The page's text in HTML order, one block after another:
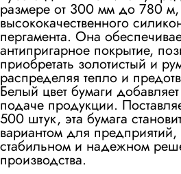
размере от 300 мм до 780 м,
высококачественного
пергамента. Она
антипригарное покрытие,
приобретать золотистый и
распределяя тепло и
Белый цвет бумаги
подаче продукции.
500 штук, эта бумага
вариантом для
стабильном и надежном
производства.